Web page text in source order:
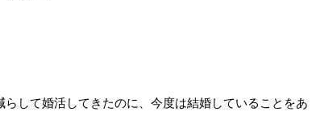
して婚活してきたのに、今度は結婚していることをあ